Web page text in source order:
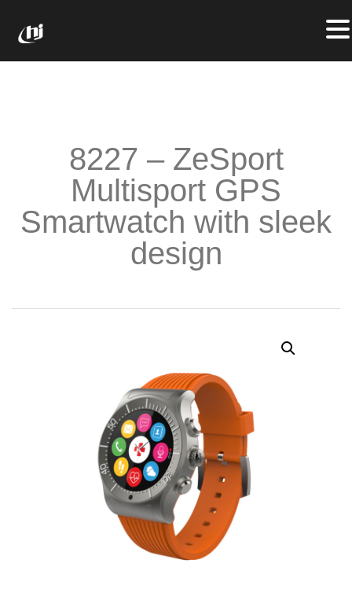
8227 – ZeSport
Multisport GPS
Smartwatch with sleek
design